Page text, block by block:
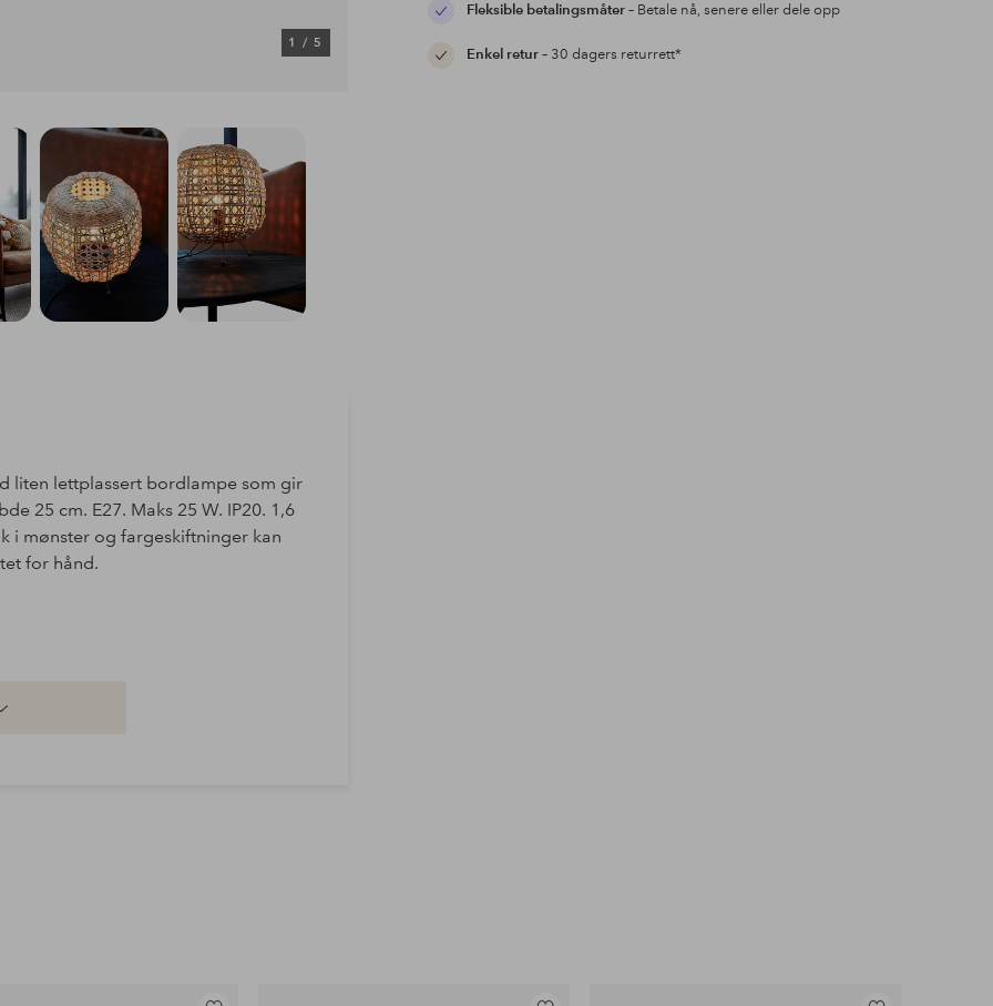
1/ 5
Fleksible betalingsmåter– Betale nå, senere eller dele opp
Enkel retur– 30 dagers returrett*
liten lettplassert bordlampe som gir
25 cm. E27. Maks 25 W. IP20. 1,6
i mønster og fargeskiftninger kan
for hånd.